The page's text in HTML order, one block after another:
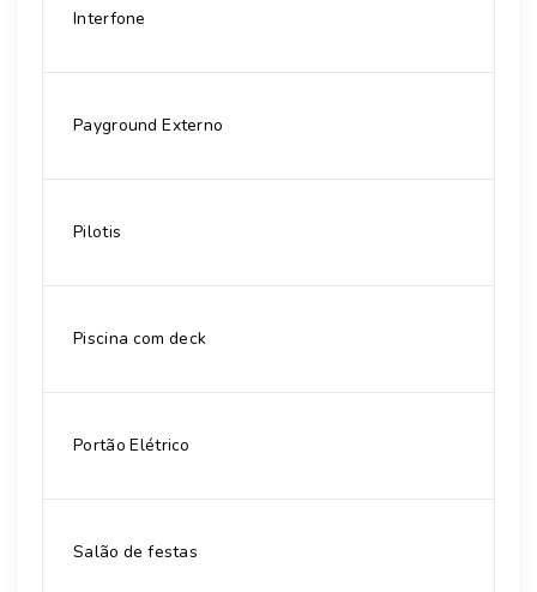
Interfone
Payground Externo
Pilotis
Piscina com deck
Portão Elétrico
Salão de festas